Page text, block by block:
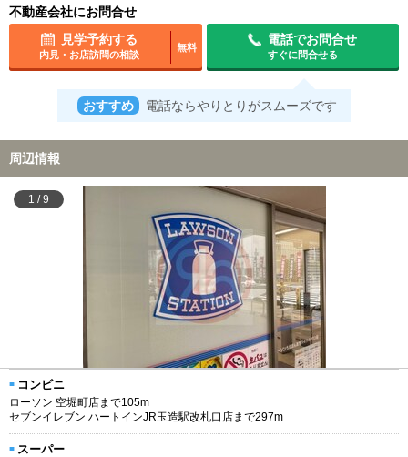
不動産会社にお問合せ
見学予約する
内見・お店訪問の相談
無料
電話でお問合せ
すぐに問合せる
おすすめ 電話ならやりとりがスムーズです
周辺情報
1 /9
コンビニ
ローソン 空堀町店まで105m
セブンイレブン ハートインJR玉造駅改札口店まで297m
スーパー